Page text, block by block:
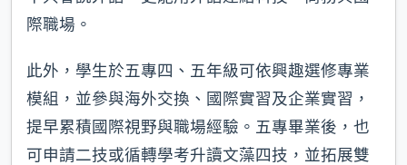
際職場。
此外，學生於五專四、五年級可依興趣選修專業
模組，並參與海外交換、國際實習及企業實習，
提早累積國際視野與職場經驗。五專畢業後，也
可申請二技或循轉學考升讀文藻四技，並拓展雙